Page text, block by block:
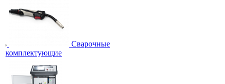
Сварочные
комплектующие